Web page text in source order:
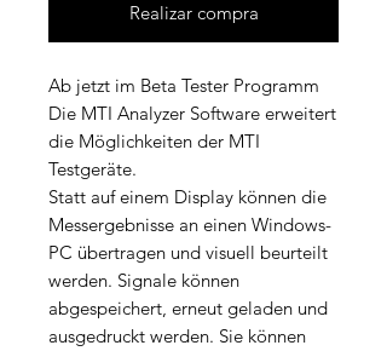
Realizar compra
Ab jetzt im Beta Tester Programm
Die MTI Analyzer Software erweitert
die Möglichkeiten der MTI
Testgeräte.
Statt auf einem Display können die
Messergebnisse an einen Windows-
PC übertragen und visuell beurteilt
werden. Signale können
abgespeichert, erneut geladen und
ausgedruckt werden. Sie können